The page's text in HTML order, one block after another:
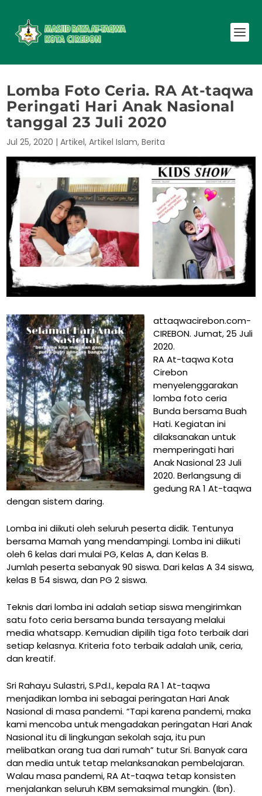
Lomba Foto Ceria. RA At-taqwa
Peringati Hari Anak Nasional
tanggal 23 Juli 2020
Jul 25, 2020 |Artikel,Artikel Islam,Berita
attaqwacirebon.com-
CIREBON. Jumat, 25 Juli
2020.
RA At-taqwa Kota
Cirebon
menyelenggarakan
lomba foto ceria
Bunda bersama Buah
Hati. Kegiatan ini
dilaksanakan untuk
memperingati hari
Anak Nasional 23 Juli
2020. Berlangsung di
gedung RA 1 At-taqwa
dengan sistem daring.
Lomba ini diikuti oleh seluruh peserta didik. Tentunya
bersama Mamah yang mendampingi. Lomba ini diikuti
oleh 6 kelas dari mulai PG, Kelas A, dan Kelas B.
Jumlah peserta sebanyak 90 siswa. Dari kelas A 34 siswa,
kelas B 54 siswa, dan PG 2 siswa.
Teknis dari lomba ini adalah setiap siswa mengirimkan
satu foto ceria bersama bunda tersayang melalui
media whatsapp. Kemudian dipilih tiga foto terbaik dari
setiap kelasnya. Kriteria foto terbaik adalah unik, ceria,
dan kreatif.
Sri Rahayu Sulastri, S.Pd.I., kepala RA 1 At-taqwa
menjadikan lomba ini sebagai peringatan Hari Anak
Nasional di masa pandemi. “Tapi karena pandemi, maka
kami mencoba untuk mengadakan peringatan Hari Anak
Nasional itu di lingkungan sekolah saja, itu pun
melibatkan orang tua dari rumah” tutur Sri. Banyak cara
dan media untuk tetap melanksanakan pembelajaran.
Walau masa pandemi, RA At-taqwa tetap konsisten
menjalankan seluruh KBM semaksimal mungkin. (Ibn).